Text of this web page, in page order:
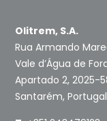
Olitrem, S.A.
Rua Armando
Vale d’Água de
Apartado 2, 2025-
Santarém, Portugal